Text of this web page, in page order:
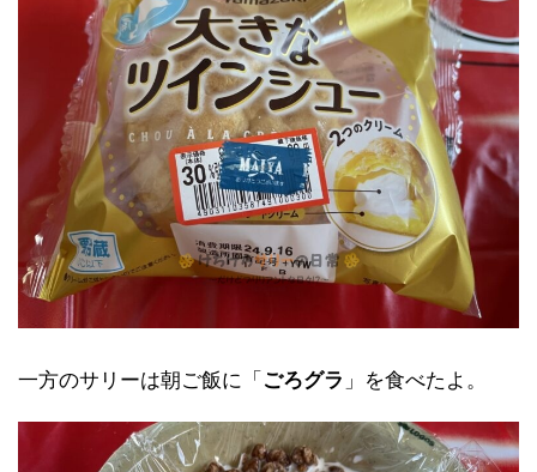
一方のサリーは朝ご飯に「 ごろグラ 」を食べたよ。